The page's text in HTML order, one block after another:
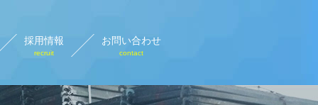
計画図
採用情報
recruit
お問い合わせ
contact